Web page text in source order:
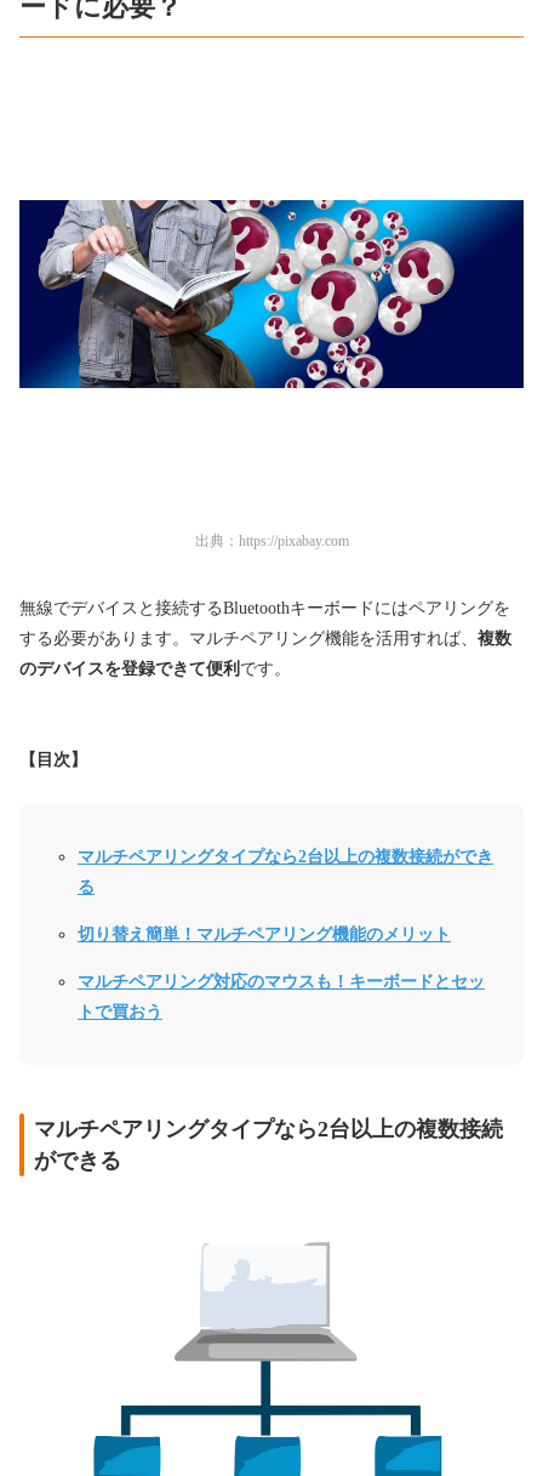
ードに必要？
出典： https://pixabay.com
無線でデバイスと接続するBluetoothキーボードにはペアリングを
する必要があります。マルチペアリング機能を活用すれば、 複数
のデバイスを登録できて便利 です。
【目次】
マルチペアリングタイプなら2台以上の複数接続ができ
る
切り替え簡単！マルチペアリング機能のメリット
マルチペアリング対応のマウスも！キーボードとセッ
トで買おう
マルチペアリングタイプなら2台以上の複数接続
ができる